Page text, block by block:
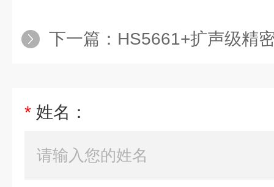
下一篇： HS5661+扩声级精密脉
* 姓名：